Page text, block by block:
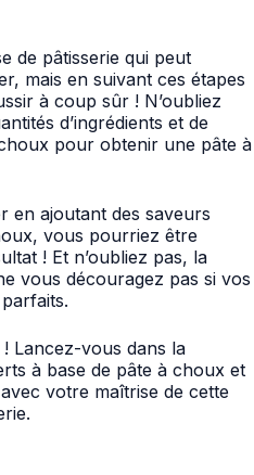
de pâtisserie qui peut
mais en suivant ces étapes
à coup sûr ! N’oubliez
d’ingrédients et de
pour obtenir une pâte à
en ajoutant des saveurs
vous pourriez être
! Et n’oubliez pas, la
vous découragez pas si vos
Lancez-vous dans la
à base de pâte à choux et
votre maîtrise de cette